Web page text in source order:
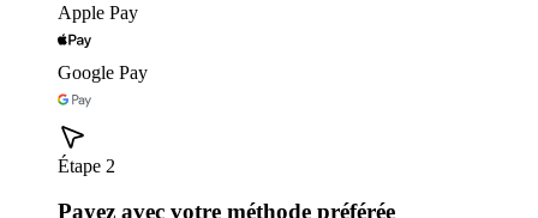
Apple Pay
Google Pay
Étape 2
Payez avec votre méthode préférée